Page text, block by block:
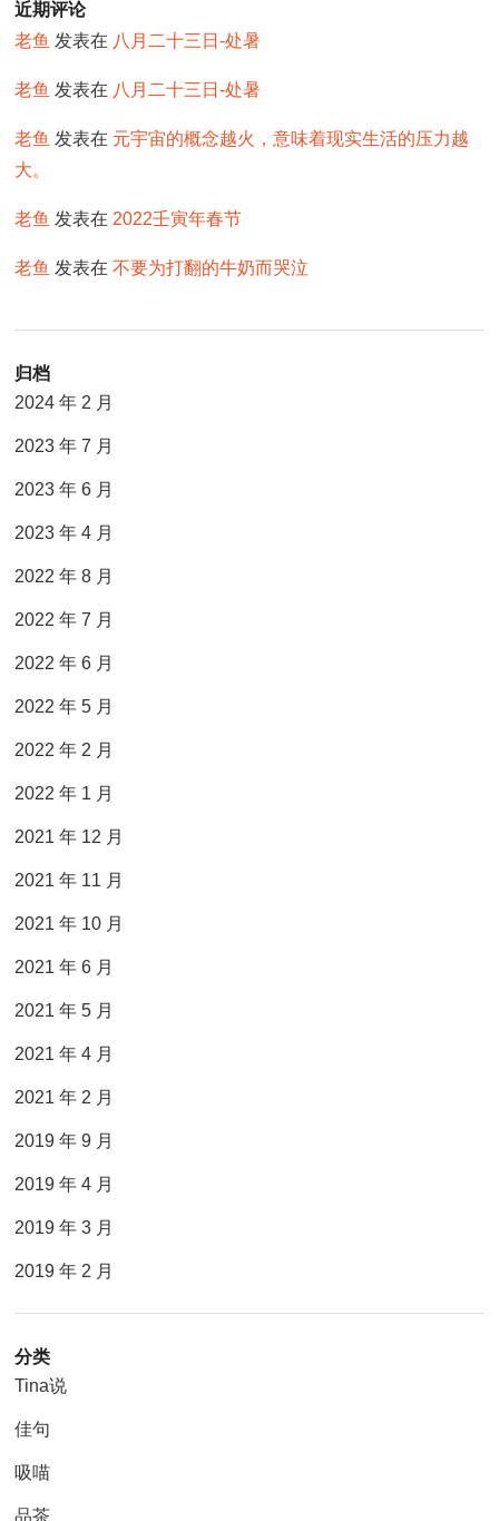
近期评论
老鱼 发表在 八月二十三日-处暑
老鱼 发表在 八月二十三日-处暑
老鱼 发表在 元宇宙的概念越火，意味着现实生活的压力越
大。
老鱼 发表在 2022壬寅年春节
老鱼 发表在不要为打翻的牛奶而哭泣
归档
2024 年 2 月
2023 年 7 月
2023 年 6 月
2023 年 4 月
2022 年 8 月
2022 年 7 月
2022 年 6 月
2022 年 5 月
2022 年 2 月
2022 年 1 月
2021 年 12 月
2021 年 11 月
2021 年 10 月
2021 年 6 月
2021 年 5 月
2021 年 4 月
2021 年 2 月
2019 年 9 月
2019 年 4 月
2019 年 3 月
2019 年 2 月
分类
Tina说
佳句
吸喵
品茶